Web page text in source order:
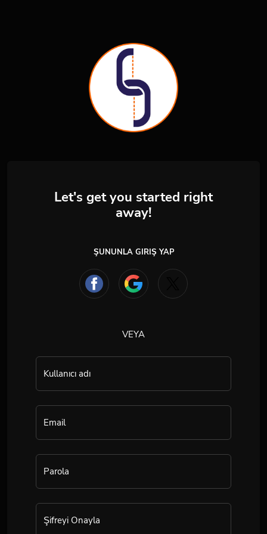
Let's get you started right
away!
ŞUNUNLA GIRIŞ YAP
VEYA
Kullanıcı adı
Email
Parola
Şifreyi Onayla